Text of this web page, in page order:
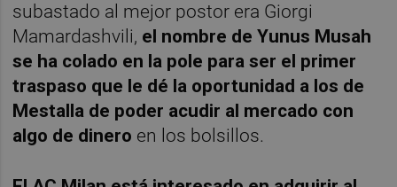
subastado al mejor postor era Giorgi
Mamardashvili, el nombre de Yunus Musah
se ha colado en la pole para ser el primer
traspaso que le dé la oportunidad a los de
Mestalla de poder acudir al mercado con
algo de dinero en los bolsillos.